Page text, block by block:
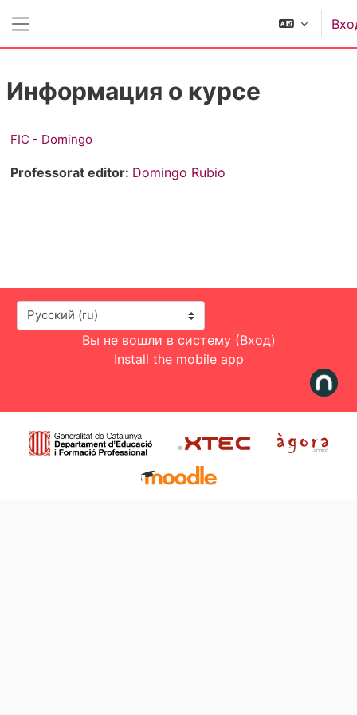
Информация о курсе
FIC - Domingo
Professorat editor: Domingo Rubio
Язык
Вы не вошли в систему (Вход)
Install the mobile app